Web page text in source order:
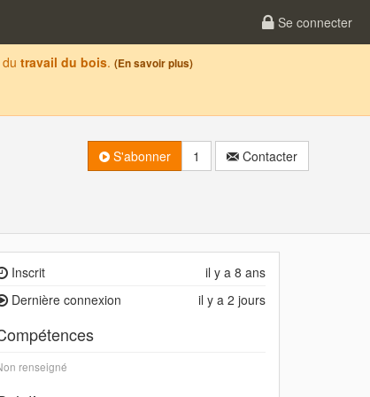
Se connecter
travail du bois. (En savoir plus)
S'abonner 1 Contacter
il y a 8 ans
Inscrit
il y a 2 jours
Dernière connexion
renseigné